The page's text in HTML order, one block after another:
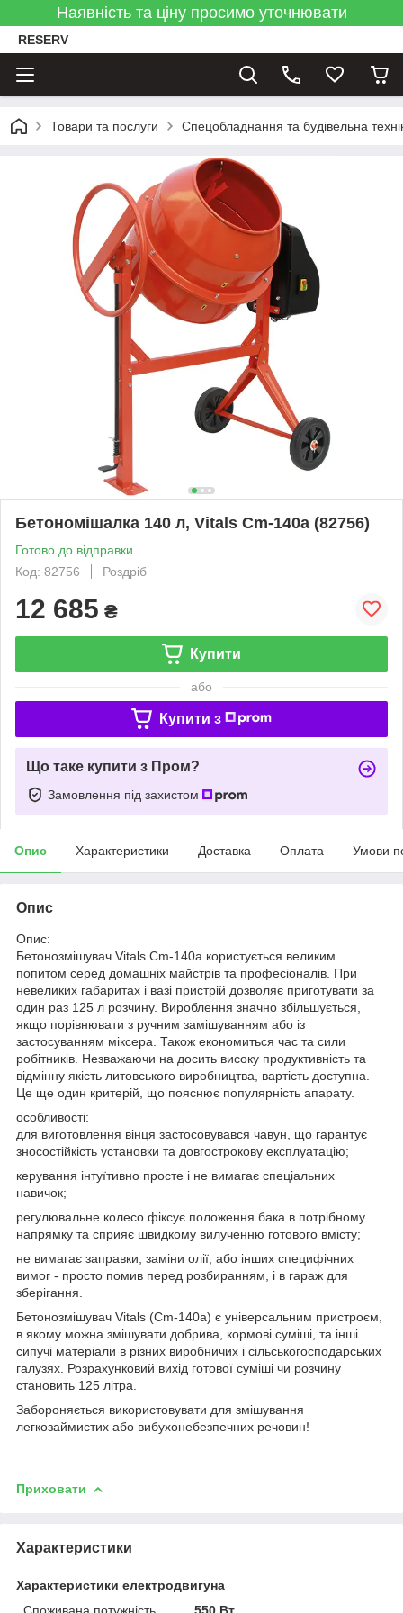
Наявність та ціну просимо уточнювати
RESERV
Товари та послуги Спецобладнання та будівельна
Бетономішалка 140 л, Vitals Cm-140a (82756)
Готово до відправки
Код: 82756
Роздріб
12 685 ₴
Купити
або
Купити з
Що таке купити з Пром?
Замовлення під захистом
Опис Характеристики Доставка Оплата Умови
Опис
Опис:
Бетонозмішувач Vitals Cm-140a користується великим
попитом серед домашніх майстрів та професіоналів. При
невеликих габаритах і вазі пристрій дозволяє приготувати за
один раз 125 л розчину. Вироблення значно збільшується,
якщо порівнювати з ручним замішуванням або із
застосуванням міксера. Також економиться час та сили
робітників. Незважаючи на досить високу продуктивність та
відмінну якість литовського виробництва, вартість доступна.
Це ще один критерій, що пояснює популярність апарату.
особливості:
для виготовлення вінця застосовувався чавун, що гарантує
зносостійкість установки та довгострокову експлуатацію;
керування інтуїтивно просте і не вимагає спеціальних
навичок;
регулювальне колесо фіксує положення бака в потрібному
напрямку та сприяє швидкому вилученню готового вмісту;
не вимагає заправки, заміни олії, або інших специфічних
вимог - просто помив перед розбиранням, і в гараж для
зберігання.
Бетонозмішувач Vitals (Cm-140a) є універсальним пристроєм,
в якому можна змішувати добрива, кормові суміші, та інші
сипучі матеріали в різних виробничих і сільськогосподарських
галузях. Розрахунковий вихід готової суміші чи розчину
становить 125 літра.
Забороняється використовувати для змішування
легкозаймистих або вибухонебезпечних речовин!
Приховати
Характеристики
Характеристики електродвигуна
Споживана потужність
550 Вт